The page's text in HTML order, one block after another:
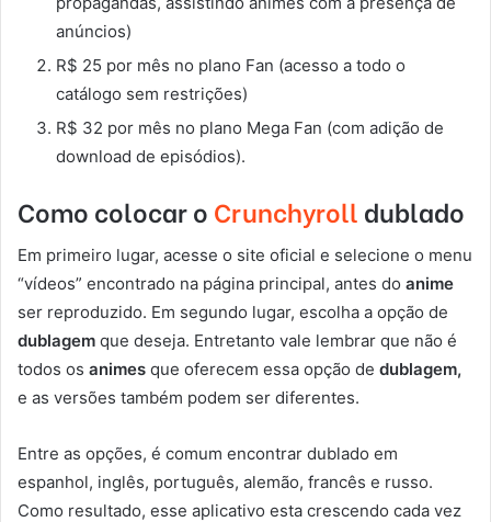
anúncios)
R$ 25 por mês no plano Fan (acesso a todo o
catálogo sem restrições)
R$ 32 por mês no plano Mega Fan (com adição de
download de episódios).
Como colocar o Crunchyroll dublado
Em primeiro lugar, acesse o site oficial e selecione o menu
“vídeos” encontrado na página principal, antes do anime
ser reproduzido. Em segundo lugar, escolha a opção de
dublagem que deseja. Entretanto vale lembrar que não é
todos os animes que oferecem essa opção de dublagem,
e as versões também podem ser diferentes.
Entre as opções, é comum encontrar dublado em
espanhol, inglês, português, alemão, francês e russo.
Como resultado, esse aplicativo esta crescendo cada vez